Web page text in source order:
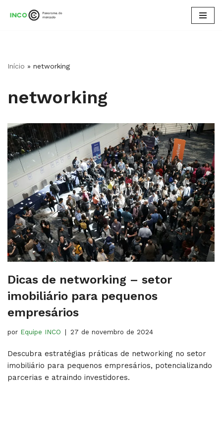
conteúdo
Início » networking
networking
Dicas de networking – setor
imobiliário para pequenos
empresários
por Equipe INCO 27 de novembro de 2024
Descubra estratégias práticas de networking no setor
imobiliário para pequenos empresários, potencializando
parcerias e atraindo investidores.